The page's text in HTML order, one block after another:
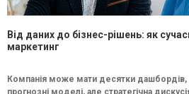
Від даних до бізнес-рішень: як
маркетинг
Компанія може мати десятки дашбордів,